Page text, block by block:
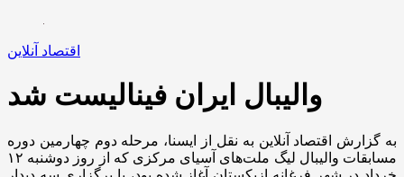
اقتصاد آنلاین
والیبال ایران فینالیست شد
به گزارش اقتصاد آنلاین به نقل از ایسنا، مرحله دوم چهارمین دوره
مسابقات والیبال لیگ ملت‌های آسیای مرکزی که از روز دوشنبه ۱۲